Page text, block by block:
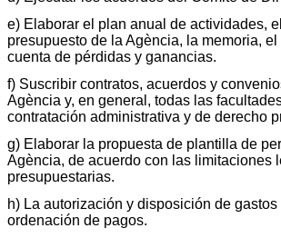
e) Elaborar el plan anual de actividades,
presupuesto de la Agència, la memoria,
cuenta de pérdidas y ganancias.
f) Suscribir contratos, acuerdos y
Agència y, en general, todas las
contratación administrativa y de derecho
g) Elaborar la propuesta de plantilla de
Agència, de acuerdo con las limitaciones
presupuestarias.
h) La autorización y disposición de
ordenación de pagos.